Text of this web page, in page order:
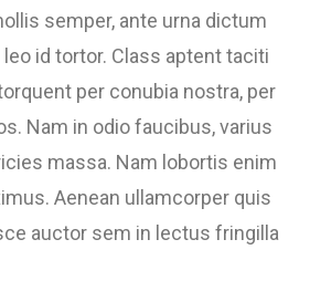
semper, ante urna dictum
leo id tortor. Class aptent taciti
per conubia nostra, per
Nam in odio faucibus, varius
massa. Nam lobortis enim
Aenean ullamcorper quis
auctor sem in lectus fringilla